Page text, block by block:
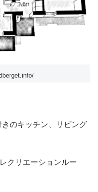
のキッチン、リビング
クリエーションルー